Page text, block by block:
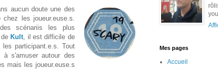
aucun doute une des
les joueur.euse.s.
scénariis les plus
deKult , il est difficile de
les participant.e.s. Tout
s'amuser autour des
mais les joueur.euse.s
Mes pages
Accueil